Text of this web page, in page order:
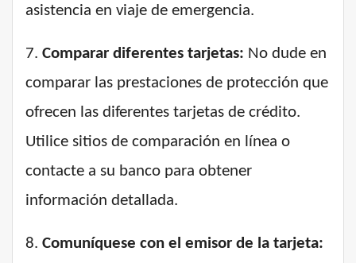
asistencia en viaje de emergencia.
7. Comparar diferentes tarjetas: No dude en
comparar las prestaciones de protección que
ofrecen las diferentes tarjetas de crédito.
Utilice sitios de comparación en línea o
contacte a su banco para obtener
información detallada.
8. Comuníquese con el emisor de la tarjeta: